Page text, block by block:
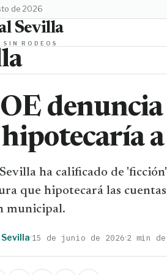
de 2026
Sevilla
RODEOS
ha calificado de
que hipotecará las
municipal.
Sevilla·15 de junio de 2026·2 min